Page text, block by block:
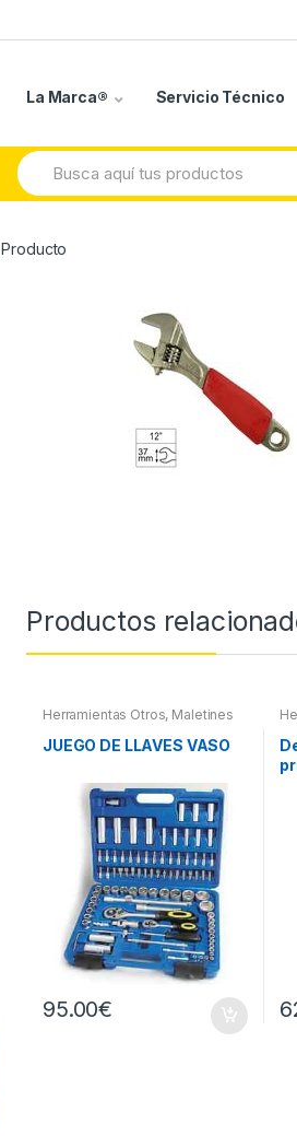
La Marca® Servicio Técnico
Search
for:
Producto
Productos
Herramientas Otros, Maletines
Compresímetros, otros
JUEGO DE LLAVES VASO
95.00€